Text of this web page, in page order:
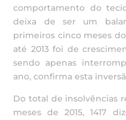
comportamento do
deixa de ser um
primeiros cinco meses
até 2013 foi de
sendo apenas
ano, confirma esta
Do total de insolvências
meses de 2015, 1417